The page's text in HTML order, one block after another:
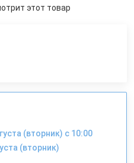
этот товар
(вторник) с 10:00
(вторник)